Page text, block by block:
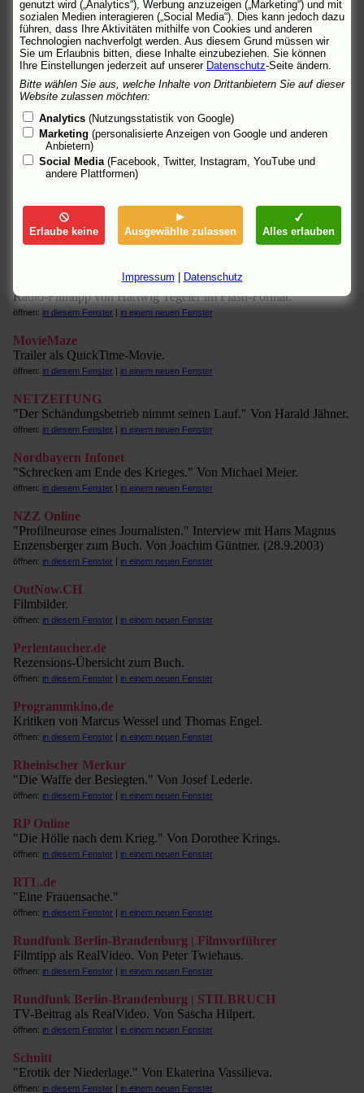
kinofenster.de (I)
Kritik von Kirsten Liese.
öffnen: in diesem Fenster| in einem neuen Fenster
kinofenster.de (II)
"Es existierte eine Kultur des Schweigens." Interview mit
öffnen:in diesem Fenster|in einem neuen Fenster
KinoNews
Info, Trailer in unterschiedlichen Formaten.
in diesem Fenster|in einem neuen Fenster
KSTA.DE
"Das unbekannte Verbrechen." Hintergrund. Von Astrid Wirtz.
(13.10.2008)
Radio-Filmtipp von Hartwig Tegeler im Flash-Format.
öffnen: in diesem Fenster | in einem neuen Fenster
MovieMaze
Trailer als QuickTime-Movie.
öffnen: in diesem Fenster | in einem neuen Fenster
NETZEITUNG
"Der Schändungsbetrieb nimmt seinen Lauf." Von Harald Jähner.
öffnen: in diesem Fenster | in einem neuen Fenster
Nordbayern Infonet
"Schrecken am Ende des Krieges." Von Michael Meier.
öffnen: in diesem Fenster | in einem neuen Fenster
NZZ Online
"Profilneurose eines Journalisten." Interview mit Hans Magnus
Enzensberger zum Buch. Von Joachim Güntner. (28.9.2003)
öffnen: in diesem Fenster | in einem neuen Fenster
OutNow.CH
Filmbilder.
öffnen: in diesem Fenster | in einem neuen Fenster
Perlentaucher.de
Rezensions-Übersicht zum Buch.
öffnen: in diesem Fenster | in einem neuen Fenster
Programmkino.de
Kritiken von Marcus Wessel und Thomas Engel.
öffnen: in diesem Fenster | in einem neuen Fenster
Rheinischer Merkur
"Die Waffe der Besiegten." Von Josef Lederle.
öffnen: in diesem Fenster | in einem neuen Fenster
RP Online
"Die Hölle nach dem Krieg." Von Dorothee Krings.
öffnen: in diesem Fenster | in einem neuen Fenster
RTL.de
"Eine Frauensache."
öffnen: in diesem Fenster | in einem neuen Fenster
Rundfunk Berlin-Brandenburg | Filmvorführer
Filmtipp als RealVideo. Von Peter Twiehaus.
öffnen: in diesem Fenster | in einem neuen Fenster
Rundfunk Berlin-Brandenburg | STILBRUCH
TV-Beitrag als RealVideo. Von Sascha Hilpert.
öffnen: in diesem Fenster | in einem neuen Fenster
Schnitt
"Erotik der Niederlage." Von Ekaterina Vassilieva.
öffnen: in diesem Fenster | in einem neuen Fenster
genutzt wird („Analytics“), Werbung anzuzeigen („Marketing“) und mit
sozialen Medien interagieren („Social Media“). Dies kann jedoch dazu
führen, dass Ihre Aktivitäten mithilfe von Cookies und anderen
Technologien nachverfolgt werden. Aus diesem Grund müssen wir
Sie um Erlaubnis bitten, diese Inhalte einzubeziehen. Sie können
Ihre Einstellungen jederzeit auf unserer Datenschutz-Seite ändern.
Bitte wählen Sie aus, welche Inhalte von Drittanbietern Sie auf dieser
Website zulassen möchten:
Analytics (Nutzungsstatistik von Google)
Marketing (personalisierte Anzeigen von Google und anderen
Anbietern)
Social Media (Facebook, Twitter, Instagram, YouTube und
andere Plattformen)
Erlaube keine Ausgewählte zulassen Alles erlauben
Impressum Datenschutz